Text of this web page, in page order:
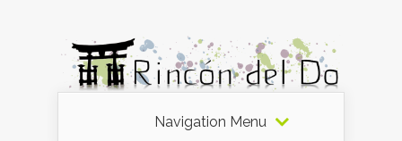
Navigation Menu